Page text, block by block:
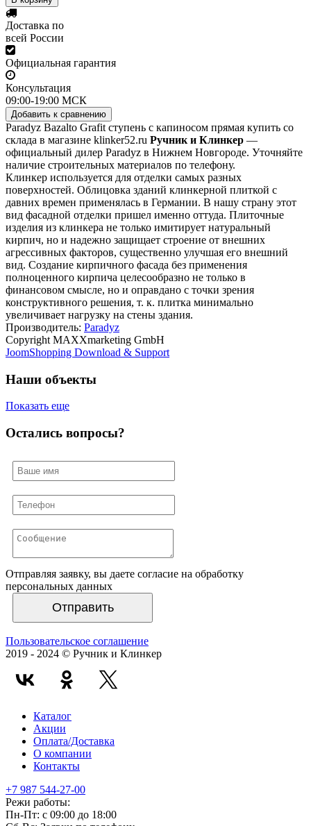
Доставка по
всей России
Официальная гарантия
Консультация
09:00-19:00 МСК
Paradyz Bazalto Grafit ступень с капиносом прямая купить со
склада в магазине klinker52.ru Ручник и Клинкер —
официальный дилер Paradyz в Нижнем Новгороде. Уточняйте
наличие строительных материалов по телефону.
Клинкер используется для отделки самых разных
поверхностей. Облицовка зданий клинкерной плиткой с
давних времен применялась в Германии. В нашу страну этот
вид фасадной отделки пришел именно оттуда. Плиточные
изделия из клинкера не только имитирует натуральный
кирпич, но и надежно защищает строение от внешних
агрессивных факторов, существенно улучшая его внешний
вид. Создание кирпичного фасада без применения
полноценного кирпича целесообразно не только в
финансовом смысле, но и оправдано с точки зрения
конструктивного решения, т. к. плитка минимально
увеличивает нагрузку на стены здания.
Производитель: Paradyz
Copyright MAXXmarketing GmbH
JoomShopping Download & Support
Наши объекты
Показать еще
Остались вопросы?
Отправляя заявку, вы даете согласие на обработку
персональных данных
Отправить
Пользовательское соглашение
2019 - 2024 © Ручник и Клинкер
Каталог
Акции
Оплата/Доставка
О компании
Контакты
+7 987 544-27-00
Режи работы:
Пн-Пт: с 09:00 до 18:00